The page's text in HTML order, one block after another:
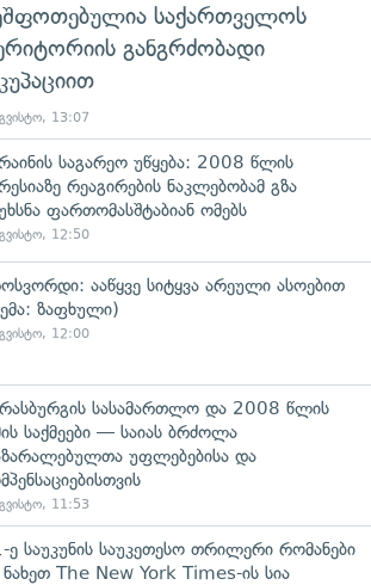
საქართველოს
განგრძობადი
13:07
საგარეო უწყება: 2008 წლის
რეაგირების ნაკლებობამ გზა
ფართომასშტაბიან ომებს
12:50
ააწყვე სიტყვა არეული ასოებით
ზაფხული)
12:00
სასამართლო და 2008 წლის
საქმეები — საიას ბრძოლა
უფლებებისა და
11:53
ე საუკუნის საუკეთესო თრილერი რომანები
The New York Times-ის სია